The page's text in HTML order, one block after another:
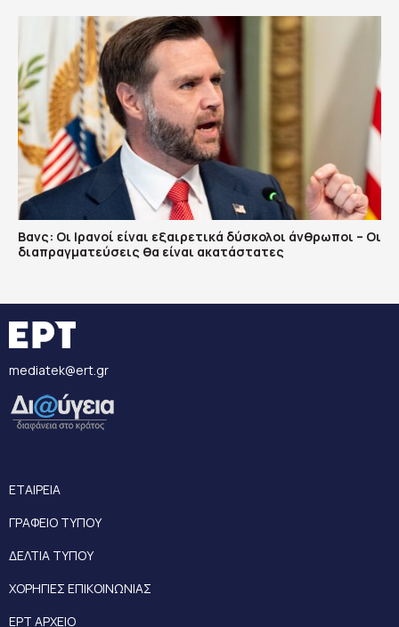
Βανς: Οι Ιρανοί είναι εξαιρετικά δύσκολοι άνθρωποι – Οι
διαπραγματεύσεις θα είναι ακατάστατες
mediatek@ert.gr
ΕΤΑΙΡΕΙΑ
ΓΡΑΦΕΙΟ ΤΥΠΟΥ
ΔΕΛΤΙΑ ΤΥΠΟΥ
ΧΟΡΗΓΙΕΣ ΕΠΙΚΟΙΝΩΝΙΑΣ
ΕΡΤ ΑΡΧΕΙΟ